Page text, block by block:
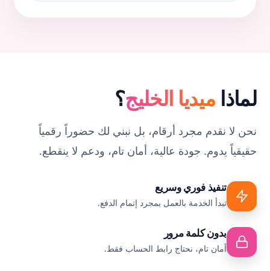
لماذا ميديا الخليج؟
نحن لا نقدم مجرد أرقام، بل نبني لك حضوراً رقمياً
حقيقياً يدوم. جودة عالية، أمان تام، ودعم لا ينقطع.
تنفيذ فوري وسريع
تبدأ الخدمة بالعمل بمجرد إتمام الدفع.
بدون كلمة مرور
أمان تام، نحتاج رابط الحساب فقط.